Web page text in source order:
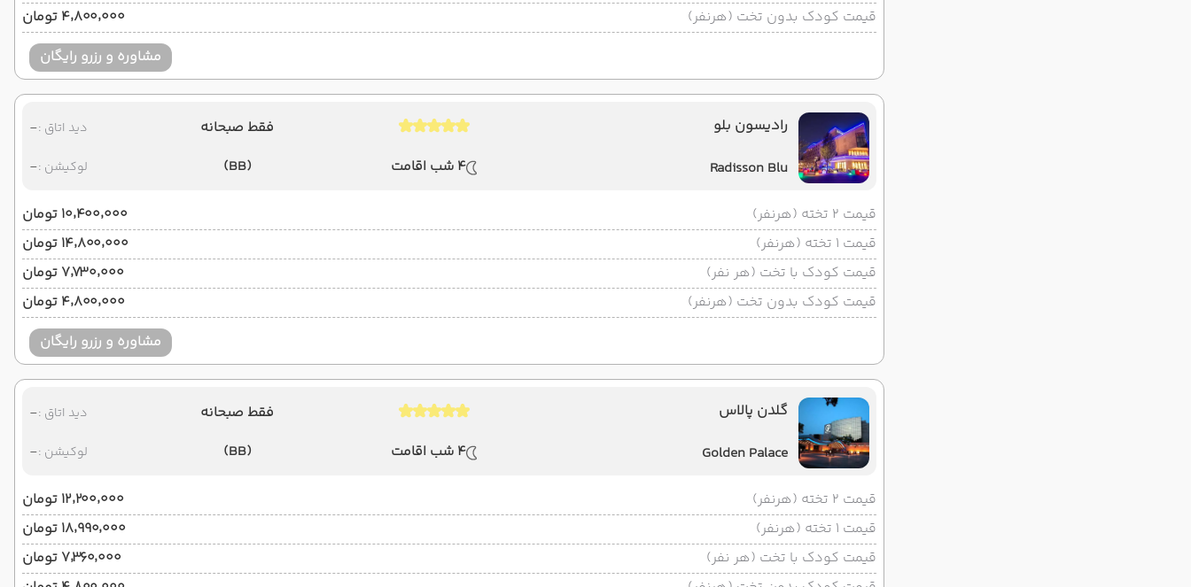
قیمت کودک بدون تخت (هرنفر)
۴٬۸۰۰٬۰۰۰ تومان
مشاوره و رزرو رایگان
رادیسون بلو
Radisson Blu
4 شب اقامت
فقط صبحانه
(BB)
دید اتاق :-
لوکیشن :-
قیمت 2 تخته (هرنفر)
۱۰٬۴۰۰٬۰۰۰ تومان
قیمت 1 تخته (هرنفر)
۱۴٬۸۰۰٬۰۰۰ تومان
قیمت کودک با تخت (هر نفر)
۷٬۷۳۰٬۰۰۰ تومان
قیمت کودک بدون تخت (هرنفر)
۴٬۸۰۰٬۰۰۰ تومان
مشاوره و رزرو رایگان
گلدن پالاس
Golden Palace
4 شب اقامت
فقط صبحانه
(BB)
دید اتاق :-
لوکیشن :-
قیمت 2 تخته (هرنفر)
۱۲٬۲۰۰٬۰۰۰ تومان
قیمت 1 تخته (هرنفر)
۱۸٬۹۹۰٬۰۰۰ تومان
قیمت کودک با تخت (هر نفر)
۷٬۳۶۰٬۰۰۰ تومان